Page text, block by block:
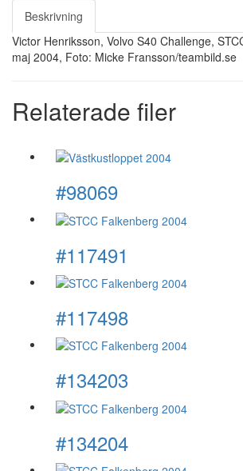
Beskrivning
Victor Henriksson, Volvo S40 Challenge,
maj 2004, Foto: Micke Fransson/teambild.se
Relaterade filer
#98069
#117491
#117498
#134203
#134204